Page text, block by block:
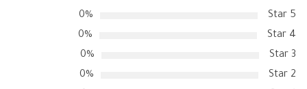
5 Star
0%
4 Star
0%
3 Star
0%
2 Star
0%